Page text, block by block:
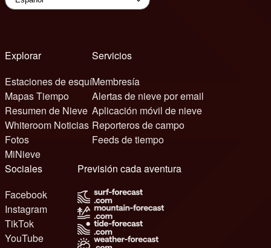
Explorar
Estaciones de esquí
Mapas Tiempo
Resumen de Nieve
Whiteroom Noticias
Fotos
MiNieve
Servicios
Membresía
Alertas de nieve por email
Aplicación móvil de nieve
Reporteros de campo
Feeds de tiempo
Sociales
Facebook
Instagram
TikTok
YouTube
Previsión cada aventura